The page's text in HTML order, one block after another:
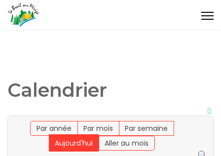
Calendrier
Par année Par mois
Par semaine
Aujourd'hui
Aller au mois